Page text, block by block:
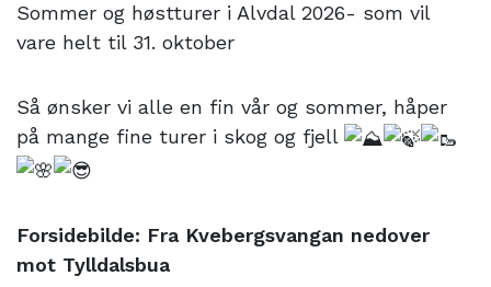
Sommer og høstturer i Alvdal 2026- som vil
vare helt til 31. oktober
Så ønsker vi alle en fin vår og sommer, håper
på mange fine turer i skog og fjell
Forsidebilde: Fra Kvebergsvangan nedover
mot Tylldalsbua